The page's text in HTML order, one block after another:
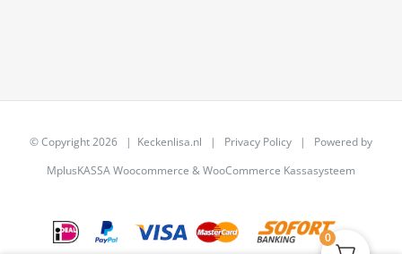
© Copyright2026 | Keckenlisa.nl | Privacy Policy | Powered by
MplusKASSA Woocommerce &WooCommerce Kassasysteem
0